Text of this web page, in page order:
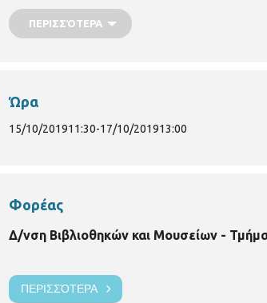
ΠΕΡΙΣΣΌΤΕΡΑ
Ώρα
15/10/201911:30-17/10/201913:00
Φορέας
Δ/νση Βιβλιοθηκών και Μουσείων -
ΠΕΡΙΣΣΌΤΕΡΑ